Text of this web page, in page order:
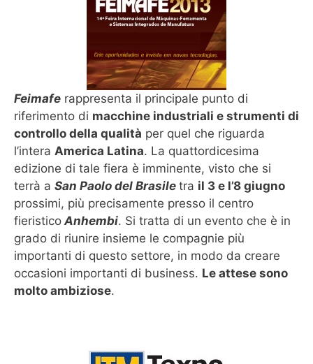
Feimafe rappresenta il principale punto di
riferimento di macchine industriali e strumenti di
controllo della qualità per quel che riguarda
l’intera America Latina. La quattordicesima
edizione di tale fiera è imminente, visto che si
terrà a San Paolo del Brasile tra il 3 e l’8 giugno
prossimi, più precisamente presso il centro
fieristicoAnhembi. Si tratta di un evento che è in
grado di riunire insieme le compagnie più
importanti di questo settore, in modo da creare
occasioni importanti di business. Le attese sono
molto ambiziose.